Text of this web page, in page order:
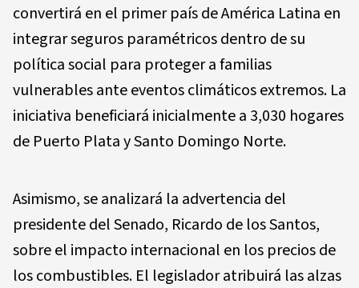
convertirá en el primer país de América Latina en
integrar seguros paramétricos dentro de su
política social para proteger a familias
vulnerables ante eventos climáticos extremos. La
iniciativa beneficiará inicialmente a 3,030 hogares
de Puerto Plata y Santo Domingo Norte.
Asimismo, se analizará la advertencia del
presidente del Senado, Ricardo de los Santos,
sobre el impacto internacional en los precios de
los combustibles. El legislador atribuirá las alzas